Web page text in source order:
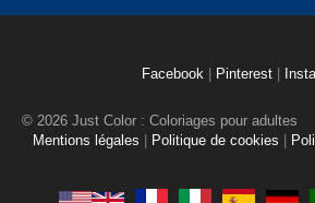
Facebook Pinterest
© 2026 Just Color : Coloriages pour adultes
Mentions légales
Politique de cookies